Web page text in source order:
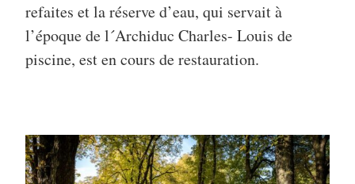
refaites et la réserve d’eau, qui servait à
l’époque de l´Archiduc Charles- Louis de
piscine, est en cours de restauration.